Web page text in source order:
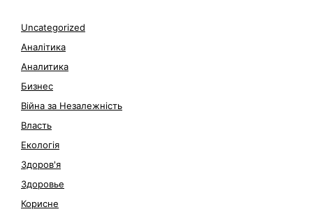
Uncategorized
Аналітика
Аналитика
Бизнес
Війна за Незалежність
Власть
Екологія
Здоров'я
Здоровье
Корисне